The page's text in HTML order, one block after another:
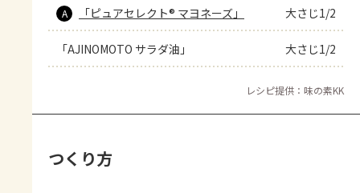
A 「ピュアセレクト® マヨネーズ」 大さじ1/2
「AJINOMOTO サラダ油」 大さじ1/2
レシピ提供：味の素KK
つくり方